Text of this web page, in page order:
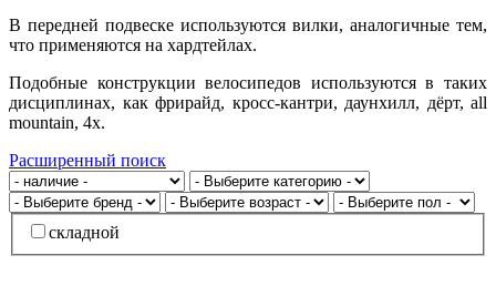
В передней подвеске используются вилки, аналогичные тем,
что применяются на хардтейлах.
Подобные конструкции велосипедов используются в таких
дисциплинах, как фрирайд, кросс-кантри, даунхилл, дёрт, all
mountain, 4х.
Расширенный поиск
складной